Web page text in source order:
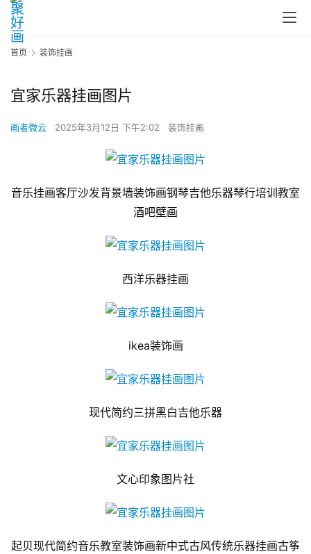
首页 装饰挂画
宜家乐器挂画图片
画者微云 2025年3月12日 下午2:02 装饰挂画
音乐挂画客厅沙发背景墙装饰画钢琴吉他乐器琴行培训教室
酒吧壁画
西洋乐器挂画
ikea装饰画
现代简约三拼黑白吉他乐器
文心印象图片社
起贝现代简约音乐教室装饰画新中式古风传统乐器挂画古筝